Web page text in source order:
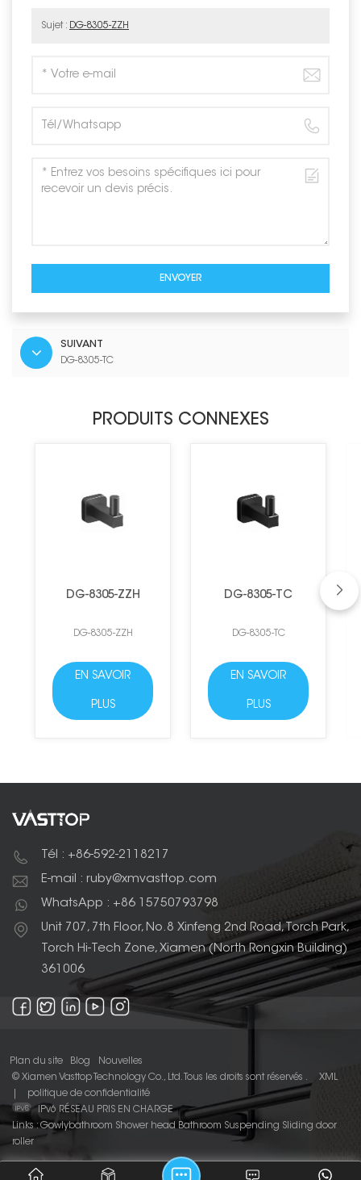
Sujet : DG-8305-ZZH
ENVOYER
SUIVANT
DG-8305-TC
PRODUITS CONNEXES
DG-8305-ZZH
DG-8305-ZZH
EN SAVOIR
PLUS
DG-8305-TC
DG-8305-TC
EN SAVOIR
PLUS
Tél : +86-592-2118217
E-mail : ruby@xmvasttop.com
WhatsApp : +86 15750793798
Unit 707, 7th Floor, No.8 Xinfeng 2nd Road, Torch Park,
Torch Hi-Tech Zone, Xiamen (North Rongxin Building)
361006
Plan du site Blog
Nouvelles
© Xiamen Vasttop Technology Co., Ltd. Tous les droits sont réservés .
XML
politique de confidentialité
IPv6 RÉSEAU PRIS EN CHARGE
Links :Gowlybathroom Shower head Bathroom Suspending Sliding door
roller